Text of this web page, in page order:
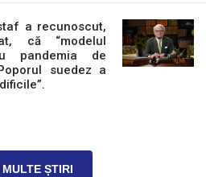
a recunoscut,
că “modelul
pandemia de
suedez a
ȘTIRI